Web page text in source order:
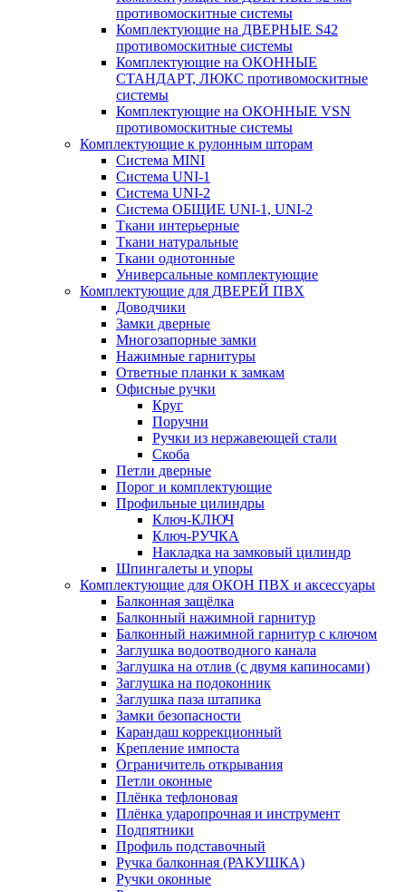
противомоскитные системы
Комплектующие на ДВЕРНЫЕ S42
противомоскитные системы
Комплектующие на ОКОННЫЕ
СТАНДАРТ, ЛЮКС противомоскитные
системы
Комплектующие на ОКОННЫЕ VSN
противомоскитные системы
Комплектующие к рулонным шторам
Система MINI
Система UNI-1
Система UNI-2
Система ОБЩИЕ UNI-1, UNI-2
Ткани интерьерные
Ткани натуральные
Ткани однотонные
Универсальные комплектующие
Комплектующие для ДВЕРЕЙ ПВХ
Доводчики
Замки дверные
Многозапорные замки
Нажимные гарнитуры
Ответные планки к замкам
Офисные ручки
Круг
Поручни
Ручки из нержавеющей стали
Скоба
Петли дверные
Порог и комплектующие
Профильные цилиндры
Ключ-КЛЮЧ
Ключ-РУЧКА
Накладка на замковый цилиндр
Шпингалеты и упоры
Комплектующие для ОКОН ПВХ и аксессуары
Балконная защёлка
Балконный нажимной гарнитур
Балконный нажимной гарнитур с ключом
Заглушка водоотводного канала
Заглушка на отлив (с двумя капиносами)
Заглушка на подоконник
Заглушка паза штапика
Замки безопасности
Карандаш коррекционный
Крепление импоста
Ограничитель открывания
Петли оконные
Плёнка тефлоновая
Плёнка ударопрочная и инструмент
Подпятники
Профиль подставочный
Ручка балконная (РАКУШКА)
Ручки оконные